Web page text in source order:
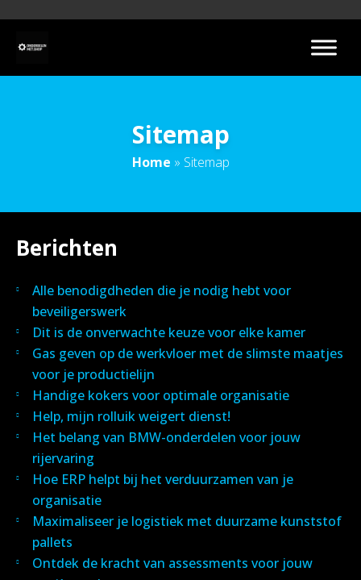
Sitemap
Home » Sitemap
Berichten
Alle benodigdheden die je nodig hebt voor
beveiligerswerk
Dit is de onverwachte keuze voor elke kamer
Gas geven op de werkvloer met de slimste maatjes
voor je productielijn
Handige kokers voor optimale organisatie
Help, mijn rolluik weigert dienst!
Het belang van BMW-onderdelen voor jouw
rijervaring
Hoe ERP helpt bij het verduurzamen van je
organisatie
Maximaliseer je logistiek met duurzame kunststof
pallets
Ontdek de kracht van assessments voor jouw